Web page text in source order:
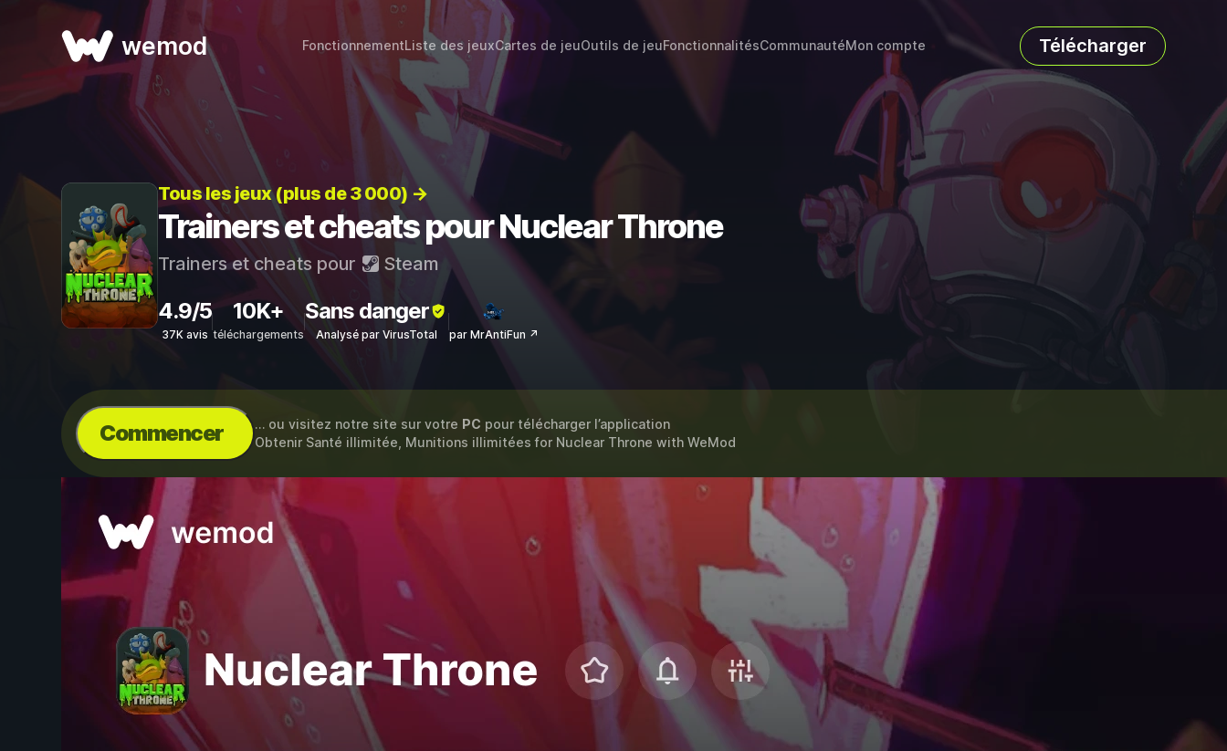
wemod FonctionnementListe des jeuxCartes de jeuOutils de jeuFonctionnalitésCommunautéMon compte Télécharger
Tous les jeux (plus de 3 000) →
Trainers et cheats pour Nuclear Throne
Trainers et cheats pour Steam
4.9/5
37K avis
10K+
téléchargements
Sans danger
Analysé par VirusTotal par MrAntiFun ↗
Commencer … ou visitez notre site sur votre PC pour télécharger l’application
Obtenir Santé illimitée, Munitions illimitées for Nuclear Throne with WeMod